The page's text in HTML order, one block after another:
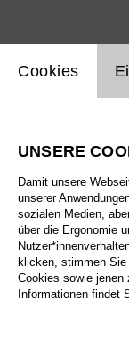
Biographie
Spielplan
Einstellung
Cookies
UNSERE
Damit unsere
unserer
sozialen Medien,
über die Ergonomie
klicken, stimmen
Cookies sowie jenen
Informationen findet